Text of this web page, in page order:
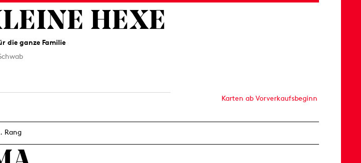
HEXE
die ganze Familie
Karten ab Vorverkaufsbeginn
Rang